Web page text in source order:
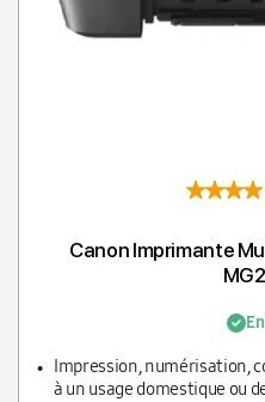
Canon Imprimante
Impression, numérisation,
à un usage domestique ou